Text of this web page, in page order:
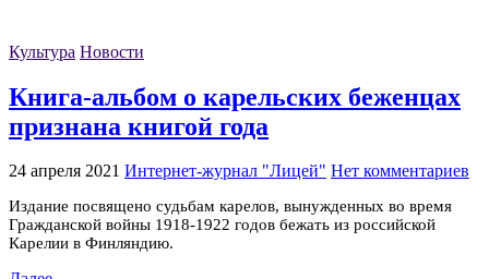
Культура Новости
Книга-альбом о карельских беженцах
признана книгой года
24 апреля 2021 Интернет-журнал "Лицей" Нет комментариев
Издание посвящено судьбам карелов, вынужденных во время
Гражданской войны 1918-1922 годов бежать из российской
Карелии в Финляндию.